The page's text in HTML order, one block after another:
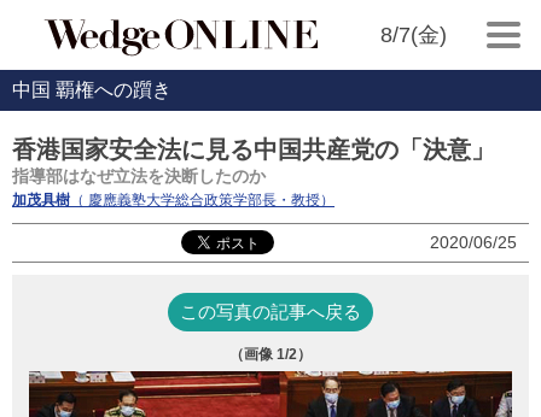
8/7(金)
中国 覇権への躓き
香港国家安全法に見る中国共産党の「決意」
指導部はなぜ立法を決断したのか
加茂具樹 （ 慶應義塾大学総合政策学部長・教授）
2020/06/25
この写真の記事へ戻る
（画像 1/2）